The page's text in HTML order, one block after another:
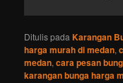
Ditulis pada Karangan
harga murah di medan,
medan,cara pesan
karangan bunga harga